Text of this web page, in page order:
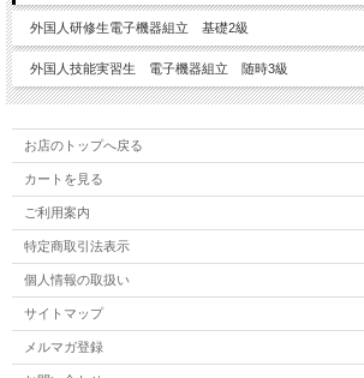
外国人研修生電子機器組立 基礎2級
外国人技能実習生 電子機器組立 随時3級
お店のトップへ戻る
カートを見る
ご利用案内
特定商取引法表示
個人情報の取扱い
サイトマップ
メルマガ登録